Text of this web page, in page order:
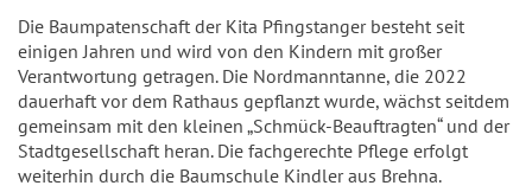
Die Baumpatenschaft der Kita Pfingstanger besteht seit
einigen Jahren und wird von den Kindern mit großer
Verantwortung getragen. Die Nordmanntanne, die 2022
dauerhaft vor dem Rathaus gepflanzt wurde, wächst seitdem
gemeinsam mit den kleinen „Schmück-Beauftragten“ und der
Stadtgesellschaft heran. Die fachgerechte Pflege erfolgt
weiterhin durch die Baumschule Kindler aus Brehna.